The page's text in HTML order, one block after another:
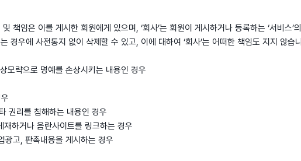
책임은 이를 게시한 회원에게 있으며, ‘회사’는 회원이 게시하거나 등록하는 ‘서비스’의
경우에 사전통지 없이 삭제할 수 있고, 이에 대하여 ‘회사’는 어떠한 책임도 지지 않습니
모략으로 명예를 손상시키는 내용인 경우
권리를 침해하는 내용인 경우
재하거나 음란사이트를 링크하는 경우
광고, 판촉내용을 게시하는 경우